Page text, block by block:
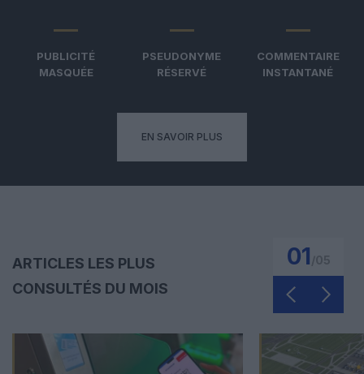
PUBLICITÉ
MASQUÉE
PSEUDONYME
RÉSERVÉ
COMMENTAIRE
INSTANTANÉ
EN SAVOIR PLUS
ARTICLES LES PLUS
CONSULTÉS DU MOIS
01